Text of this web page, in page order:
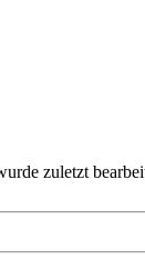
zuletzt